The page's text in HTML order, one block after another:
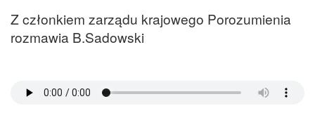
Z członkiem zarządu krajowego Porozumienia
rozmawia B.Sadowski